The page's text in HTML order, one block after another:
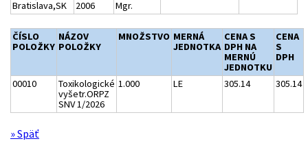
Bratislava,SK
2006
Mgr.
ČÍSLO
POLOŽKY
NÁZOV
POLOŽKY
MNOŽSTVO MERNÁ
JEDNOTKA
CENA S
DPH NA
MERNÚ
JEDNOTKU
CENA
S
DPH
00010
Toxikologické
vyšetr.ORPZ
SNV 1/2026
1.000 LE 305.14 305.14
» Späť